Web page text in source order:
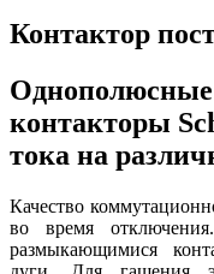
Контактор
контакторы
тока на
Качество
во время
размыкающимися